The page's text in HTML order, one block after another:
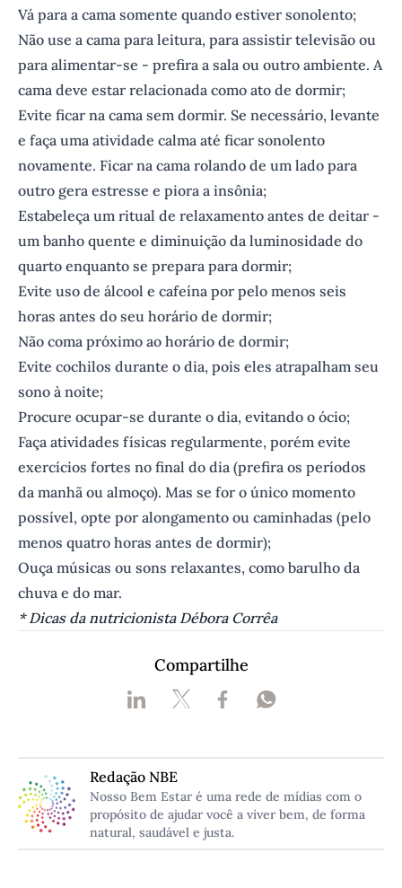
Vá para a cama somente quando estiver sonolento;
Não use a cama para leitura, para assistir televisão ou
para alimentar-se - prefira a sala ou outro ambiente. A
cama deve estar relacionada como ato de dormir;
Evite ficar na cama sem dormir. Se necessário, levante
e faça uma atividade calma até ficar sonolento
novamente. Ficar na cama rolando de um lado para
outro gera estresse e piora a insônia;
Estabeleça um ritual de relaxamento antes de deitar -
um banho quente e diminuição da luminosidade do
quarto enquanto se prepara para dormir;
Evite uso de álcool e cafeína por pelo menos seis
horas antes do seu horário de dormir;
Não coma próximo ao horário de dormir;
Evite cochilos durante o dia, pois eles atrapalham seu
sono à noite;
Procure ocupar-se durante o dia, evitando o ócio;
Faça atividades físicas regularmente, porém evite
exercícios fortes no final do dia (prefira os períodos
da manhã ou almoço). Mas se for o único momento
possível, opte por alongamento ou caminhadas (pelo
menos quatro horas antes de dormir);
Ouça músicas ou sons relaxantes, como barulho da
chuva e do mar.
* Dicas da nutricionista Débora Corrêa
Compartilhe
Redação NBE
Nosso Bem Estar é uma rede de mídias com o
propósito de ajudar você a viver bem, de forma
natural, saudável e justa.